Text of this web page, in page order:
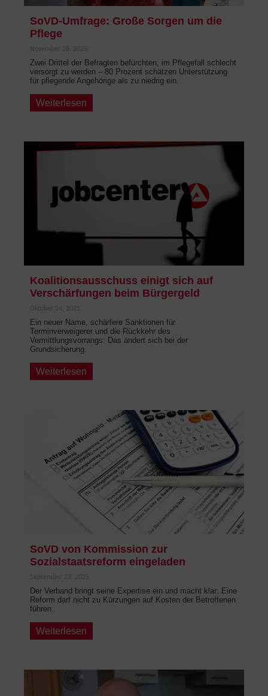
SoVD-Umfrage: Große Sorgen um die
Pflege
November 28, 2025
Zwei Drittel der Befragten befürchten, im Pflegefall schlecht
versorgt zu werden – 80 Prozent schätzen Unterstützung
für pflegende Angehörige als zu niedrig ein.
Weiterlesen
Koalitionsausschuss einigt sich auf
Verschärfungen beim Bürgergeld
Oktober 24, 2025
Ein neuer Name, schärfere Sanktionen für
Terminverweigerer und die Rückkehr des
Vermittlungsvorrangs: Das ändert sich bei der
Grundsicherung.
Weiterlesen
SoVD von Kommission zur
Sozialstaatsreform eingeladen
September 23, 2025
Der Verband bringt seine Expertise ein und macht klar: Eine
Reform darf nicht zu Kürzungen auf Kosten der Betroffenen
führen.
Weiterlesen